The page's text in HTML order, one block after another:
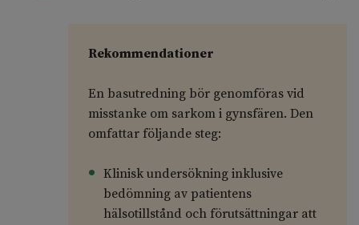
Rekommendationer
En basutredning bör genomföras vid
misstanke om sarkom i gynsfären. Den
omfattar följande steg:
Klinisk undersökning inklusive
bedömning av patientens
hälsotillstånd och förutsättningar att